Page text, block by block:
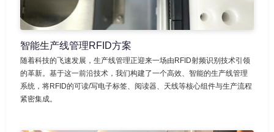
智能生产线管理RFID方案
随着科技的飞速发展，生产线管理正迎来一场由RFID射频识别技术引领
的革新。基于这一前沿技术，我们构建了一个高效、智能的生产线管理
系统，将RFID的可读/写电子标签、阅读器、天线等核心组件与生产流程
紧密集成。